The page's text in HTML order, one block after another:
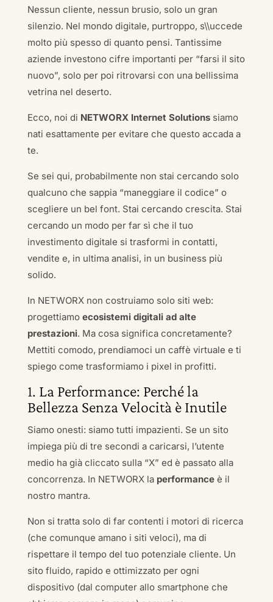
Nessun cliente, nessun brusio, solo un gran
silenzio. Nel mondo digitale, purtroppo, s\\uccede
molto più spesso di quanto pensi. Tantissime
aziende investono cifre importanti per “farsi il sito
nuovo”, solo per poi ritrovarsi con una bellissima
vetrina nel deserto.
Ecco, noi di NETWORX Internet Solutionssiamo
nati esattamente per evitare che questo accada a
te.
Se sei qui, probabilmente non stai cercando solo
qualcuno che sappia “maneggiare il codice” o
scegliere un bel font. Stai cercando crescita. Stai
cercando un modo per far sì che il tuo
investimento digitale si trasformi in contatti,
vendite e, in ultima analisi, in un business più
solido.
In NETWORX non costruiamo solo siti web:
progettiamo ecosistemi digitali ad alte
prestazioni. Ma cosa significa concretamente?
Mettiti comodo, prendiamoci un caffè virtuale e ti
spiego come trasformiamo i pixel in profitti.
1. La Performance: Perché la
Bellezza Senza Velocità è Inutile
Siamo onesti: siamo tutti impazienti. Se un sito
impiega più di tre secondi a caricarsi, l’utente
medio ha già cliccato sulla “X” ed è passato alla
concorrenza. In NETWORX la performanceè il
nostro mantra.
Non si tratta solo di far contenti i motori di ricerca
(che comunque amano i siti veloci), ma di
rispettare il tempo del tuo potenziale cliente. Un
sito fluido, rapido e ottimizzato per ogni
dispositivo (dal computer allo smartphone che